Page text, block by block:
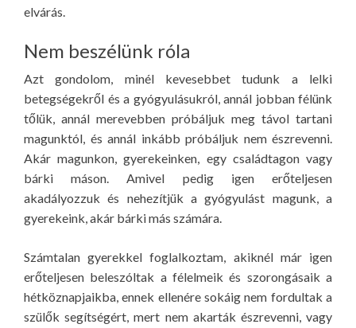
elvárás.
Nem beszélünk róla
Azt gondolom, minél kevesebbet tudunk a lelki
betegségekről és a gyógyulásukról, annál jobban félünk
tőlük, annál merevebben próbáljuk meg távol tartani
magunktól, és annál inkább próbáljuk nem észrevenni.
Akár magunkon, gyerekeinken, egy családtagon vagy
bárki máson. Amivel pedig igen erőteljesen
akadályozzuk és nehezítjük a gyógyulást magunk, a
gyerekeink, akár bárki más számára.
Számtalan gyerekkel foglalkoztam, akiknél már igen
erőteljesen beleszóltak a félelmeik és szorongásaik a
hétköznapjaikba, ennek ellenére sokáig nem fordultak a
szülők segítségért, mert nem akarták észrevenni, vagy